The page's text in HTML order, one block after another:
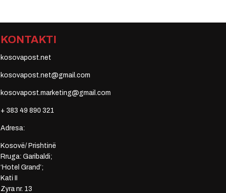
KONTAKTI
kosovapost.net
kosovapost.net@gmail.com
kosovapost.marketing@gmail.com
+ 383 49 890 321
Adresa:
Kosovë/ Prishtinë
Rruga: Garibaldi;
‘Hotel Grand’;
Kati II
Zyra nr. 13